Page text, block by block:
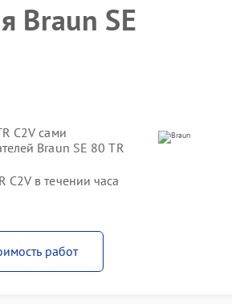
Braun SE
C2V сами
Braun SE 80 TR
в течении часа
работ